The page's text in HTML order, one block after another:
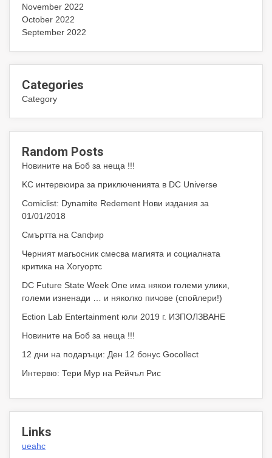
November 2022
October 2022
September 2022
Categories
Category
Random Posts
Новините на Боб за неща !!!
KC интервюира за приключенията в DC Universe
Comiclist: Dynamite Redement Нови издания за
01/01/2018
Смъртта на Сапфир
Черният магьосник смесва магията и социалната
критика на Хогуортс
DC Future State Week One има някои големи улики,
големи изненади … и няколко пичове (спойлери!)
Ection Lab Entertainment юли 2019 г. ИЗПОЛЗВАНЕ
Новините на Боб за неща !!!
12 дни на подаръци: Ден 12 бонус Gocollect
Интервю: Тери Мур на Рейчъл Рис
Links
ueahc